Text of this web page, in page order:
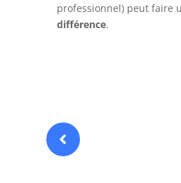
professionnel) peut faire
différence.
